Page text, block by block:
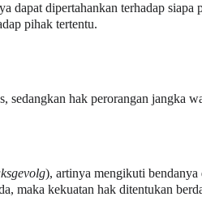
dapat dipertahankan terhadap siapa
pihak tertentu.
sedangkan hak perorangan jangka
), artinya mengikuti
maka kekuatan hak ditentukan